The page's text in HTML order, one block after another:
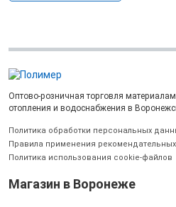
Оптово-розничная торговля
отопления и водоснабжения в
Политика обработки персональных
Правила применения рекомендательных
Политика использования cookie-файлов
Магазин в Воронеже